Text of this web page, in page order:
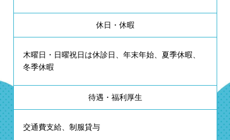
休日・休暇
木曜日・日曜祝日は休診日、年末年始、夏季休暇、
冬季休暇
待遇・福利厚生
交通費支給、制服貸与